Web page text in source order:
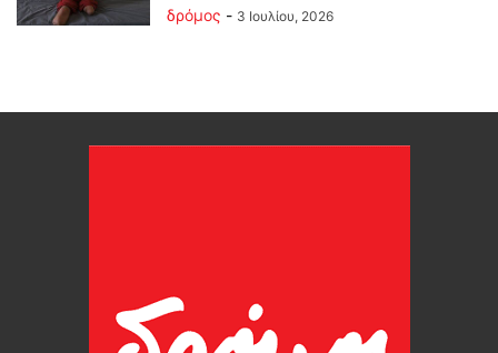
δρόμος - 3 Ιουλίου, 2026